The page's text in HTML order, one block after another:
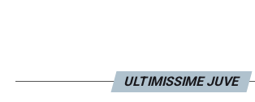
ULTIMISSIME JUVE